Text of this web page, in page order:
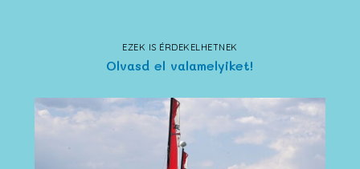
EZEK IS ÉRDEKELHETNEK
Olvasd el valamelyiket!